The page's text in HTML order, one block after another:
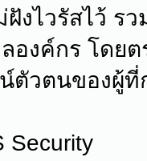
ฝังไวรัสไว้ ร
องค์กร โดยต
ตัวตนของผู้ที่
Security